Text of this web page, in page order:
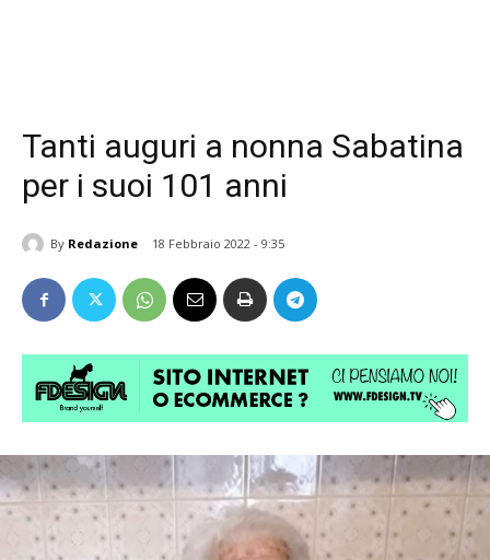
Tanti auguri a nonna Sabatina
per i suoi 101 anni
By Redazione 18 Febbraio 2022 - 9:35